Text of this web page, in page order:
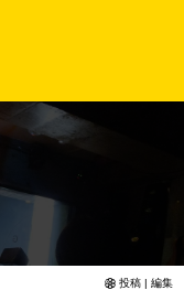
投稿 | 編集